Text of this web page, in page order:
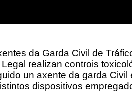
da Garda Civil de
realizan controis
un axente da garda
dispositivos